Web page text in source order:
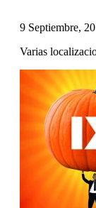
9 Septiembre,
Varias